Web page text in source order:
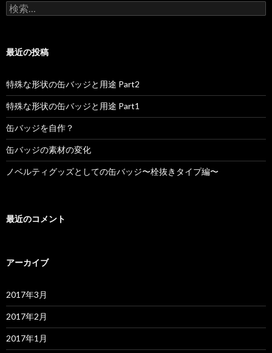
検
索
最近の投稿
特殊な形状の缶バッジと用途 Part2
特殊な形状の缶バッジと用途 Part1
缶バッジを自作？
缶バッジの素材の変化
ノベルティグッズとしての缶バッジ〜栓抜きタイプ編〜
最近のコメント
アーカイブ
2017年3月
2017年2月
2017年1月